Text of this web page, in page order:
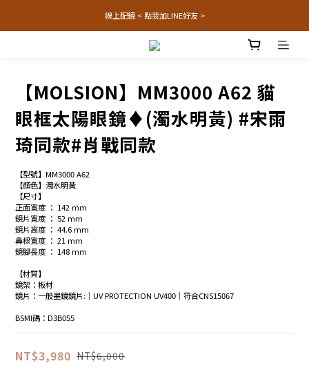
線上配鏡 < 點我加LINE好友 >
【MOLSION】MM3000 A62 貓
眼框太陽眼鏡♦(濁水明黃) #宋雨
琦同款#肖戰同款
【型號】MM3000 A62
【顏色】濁水明黃
【尺寸】
正面寬度 ： 142 mm
鏡片寬度 ： 52 mm
鏡片高度 ： 44.6 mm
鼻樑寬度 ： 21 mm
鏡腳長度 ： 148 mm
【材質】
鏡架：板材
鏡片：一般墨鏡鏡片:│UV PROTECTION UV400│符合CNS15067
BSMI碼：D3B055
NT$3,980 NT$6,000